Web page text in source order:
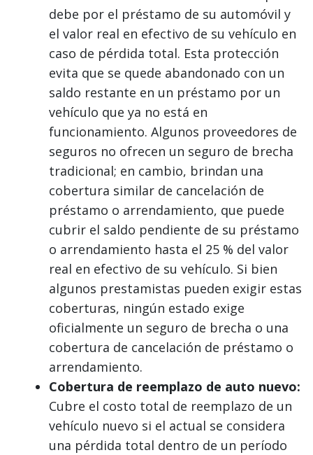
debe por el préstamo de su automóvil y
el valor real en efectivo de su vehículo en
caso de pérdida total. Esta protección
evita que se quede abandonado con un
saldo restante en un préstamo por un
vehículo que ya no está en
funcionamiento. Algunos proveedores de
seguros no ofrecen un seguro de brecha
tradicional; en cambio, brindan una
cobertura similar de cancelación de
préstamo o arrendamiento, que puede
cubrir el saldo pendiente de su préstamo
o arrendamiento hasta el 25 % del valor
real en efectivo de su vehículo. Si bien
algunos prestamistas pueden exigir estas
coberturas, ningún estado exige
oficialmente un seguro de brecha o una
cobertura de cancelación de préstamo o
arrendamiento.
Cobertura de reemplazo de auto nuevo:
Cubre el costo total de reemplazo de un
vehículo nuevo si el actual se considera
una pérdida total dentro de un período